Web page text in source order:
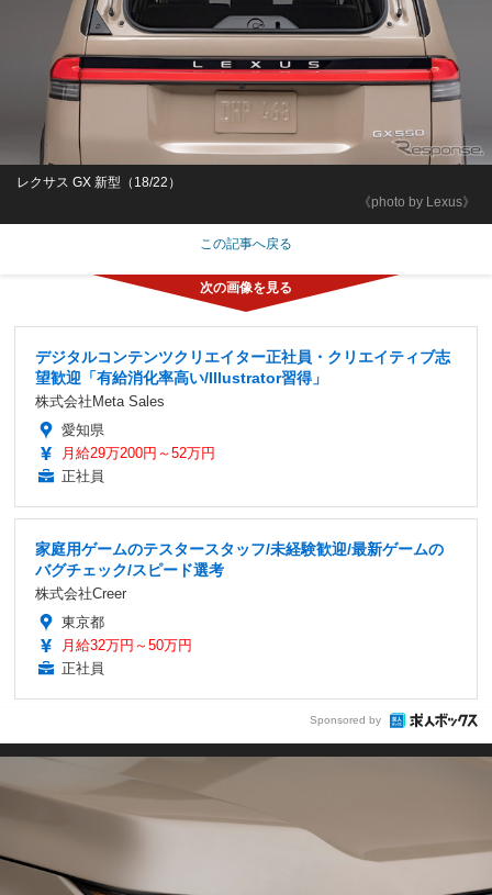
《photo by Lexus》
レクサス GX 新型（18/22）
この記事へ戻る
デジタルコンテンツクリエイター正社員・クリエイティブ志
望歓迎「有給消化率高い/Illustrator習得」
株式会社Meta Sales
愛知県
月給29万200円～52万円
正社員
家庭用ゲームのテスタースタッフ/未経験歓迎/最新ゲームの
バグチェック/スピード選考
株式会社Creer
東京都
月給32万円～50万円
正社員
Sponsored by